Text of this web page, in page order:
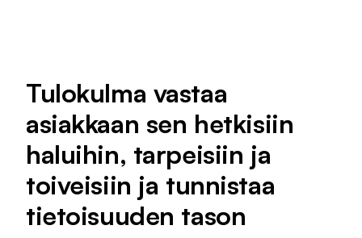
Tulokulma vastaa
asiakkaan sen hetkisiin
haluihin, tarpeisiin ja
toiveisiin ja tunnistaa
tietoisuuden tason